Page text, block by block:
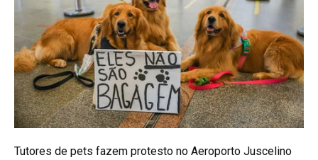
Tutores de pets fazem protesto no Aeroporto Juscelino